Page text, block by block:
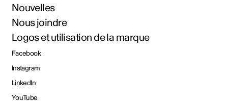
Nouvelles
Nous joindre
Logos et utilisation de la marque
Facebook
Instagram
LinkedIn
YouTube